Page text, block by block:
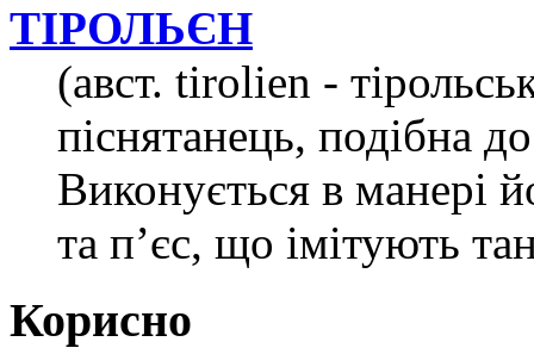
ТІРОЛЬЄН
(авст. tirolien -
піснятанець, подібна
Виконується в манері
та п’єс, що імітують
Корисно